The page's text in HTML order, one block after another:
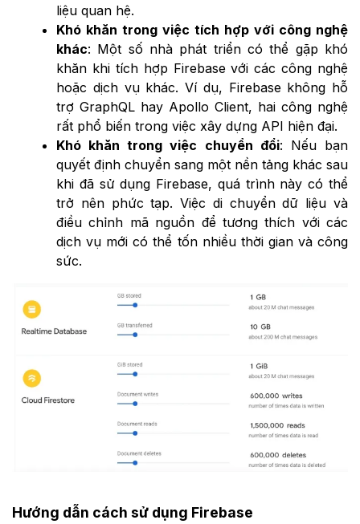
liệu quan hệ.
Khó khăn trong việc tích hợp với công nghệ
khác: Một số nhà phát triển có thể gặp khó
khăn khi tích hợp Firebase với các công nghệ
hoặc dịch vụ khác. Ví dụ, Firebase không hỗ
trợ GraphQL hay Apollo Client, hai công nghệ
rất phổ biến trong việc xây dựng API hiện đại.
Khó khăn trong việc chuyển đổi: Nếu bạn
quyết định chuyển sang một nền tảng khác sau
khi đã sử dụng Firebase, quá trình này có thể
trở nên phức tạp. Việc di chuyển dữ liệu và
điều chỉnh mã nguồn để tương thích với các
dịch vụ mới có thể tốn nhiều thời gian và công
sức.
Hướng dẫn cách sử dụng Firebase